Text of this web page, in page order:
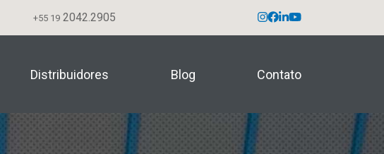
+55 19 2042.2905
Distribuidores Blog Contato